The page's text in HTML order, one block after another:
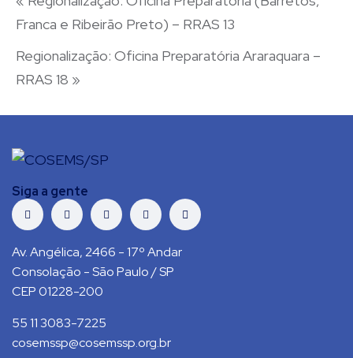
Franca e Ribeirão Preto) – RRAS 13
Regionalização: Oficina Preparatória Araraquara –
RRAS 18 »
Siga a gente
Av. Angélica, 2466 - 17º Andar
Consolação - São Paulo / SP
CEP 01228-200
55 11 3083-7225
cosemssp@cosemssp.org.br